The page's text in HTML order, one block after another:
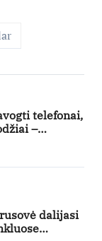
telefonai,
–
apie
rizikas
dalijasi